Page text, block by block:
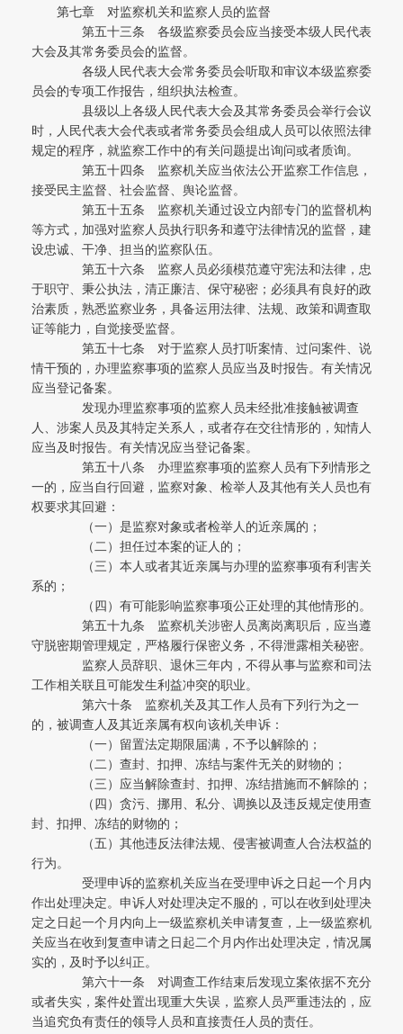
第七章 对监察机关和监察人员的监督
第五十三条 各级监察委员会应当接受本级人民代表
大会及其常务委员会的监督。
各级人民代表大会常务委员会听取和审议本级监察委
员会的专项工作报告，组织执法检查。
县级以上各级人民代表大会及其常务委员会举行会议
时，人民代表大会代表或者常务委员会组成人员可以依照法律
规定的程序，就监察工作中的有关问题提出询问或者质询。
第五十四条 监察机关应当依法公开监察工作信息，
接受民主监督、社会监督、舆论监督。
第五十五条 监察机关通过设立内部专门的监督机构
等方式，加强对监察人员执行职务和遵守法律情况的监督，建
设忠诚、干净、担当的监察队伍。
第五十六条 监察人员必须模范遵守宪法和法律，忠
于职守、秉公执法，清正廉洁、保守秘密；必须具有良好的政
治素质，熟悉监察业务，具备运用法律、法规、政策和调查取
证等能力，自觉接受监督。
第五十七条 对于监察人员打听案情、过问案件、说
情干预的，办理监察事项的监察人员应当及时报告。有关情况
应当登记备案。
发现办理监察事项的监察人员未经批准接触被调查
人、涉案人员及其特定关系人，或者存在交往情形的，知情人
应当及时报告。有关情况应当登记备案。
第五十八条 办理监察事项的监察人员有下列情形之
一的，应当自行回避，监察对象、检举人及其他有关人员也有
权要求其回避：
（一）是监察对象或者检举人的近亲属的；
（二）担任过本案的证人的；
（三）本人或者其近亲属与办理的监察事项有利害关
系的；
（四）有可能影响监察事项公正处理的其他情形的。
第五十九条 监察机关涉密人员离岗离职后，应当遵
守脱密期管理规定，严格履行保密义务，不得泄露相关秘密。
监察人员辞职、退休三年内，不得从事与监察和司法
工作相关联且可能发生利益冲突的职业。
第六十条 监察机关及其工作人员有下列行为之一
的，被调查人及其近亲属有权向该机关申诉：
（一）留置法定期限届满，不予以解除的；
（二）查封、扣押、冻结与案件无关的财物的；
（三）应当解除查封、扣押、冻结措施而不解除的；
（四）贪污、挪用、私分、调换以及违反规定使用查
封、扣押、冻结的财物的；
（五）其他违反法律法规、侵害被调查人合法权益的
行为。
受理申诉的监察机关应当在受理申诉之日起一个月内
作出处理决定。申诉人对处理决定不服的，可以在收到处理决
定之日起一个月内向上一级监察机关申请复查，上一级监察机
关应当在收到复查申请之日起二个月内作出处理决定，情况属
实的，及时予以纠正。
第六十一条 对调查工作结束后发现立案依据不充分
或者失实，案件处置出现重大失误，监察人员严重违法的，应
当追究负有责任的领导人员和直接责任人员的责任。